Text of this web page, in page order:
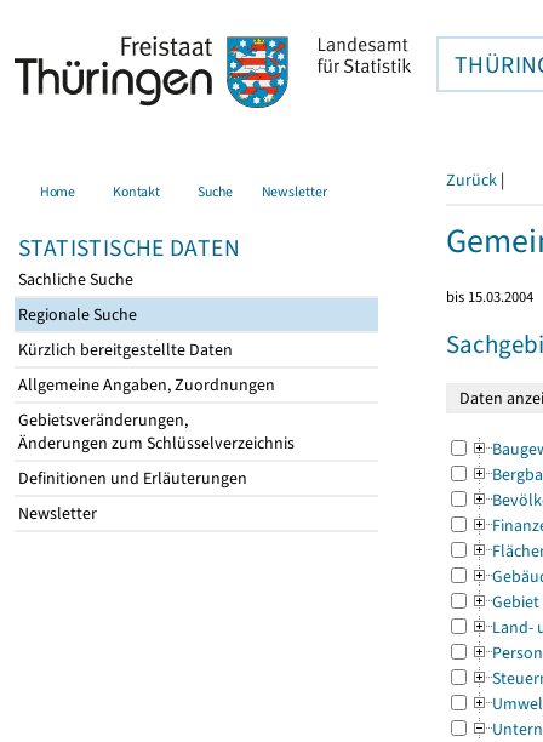
Home Kontakt Suche Newsletter
STATISTISCHE DATEN
Sachliche Suche
Regionale Suche
Kürzlich bereitgestellte Daten
Allgemeine Angaben, Zuordnungen
Gebietsveränderungen,
Änderungen zum Schlüsselverzeichnis
Definitionen und Erläuterungen
Newsletter
Zurück |
bis 15.03.2004
Gebiet
Land-